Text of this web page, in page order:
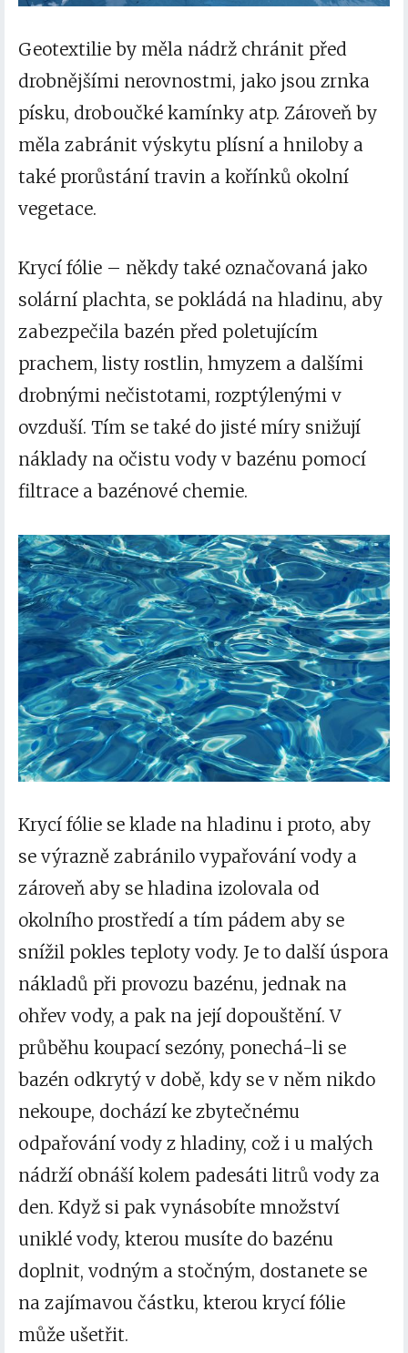
Geotextilie by měla nádrž chránit před
drobnějšími nerovnostmi, jako jsou zrnka
písku, droboučké kamínky atp. Zároveň by
měla zabránit výskytu plísní a hniloby a
také prorůstání travin a kořínků okolní
vegetace.
Krycí fólie – někdy také označovaná jako
solární plachta, se pokládá na hladinu, aby
zabezpečila bazén před poletujícím
prachem, listy rostlin, hmyzem a dalšími
drobnými nečistotami, rozptýlenými v
ovzduší. Tím se také do jisté míry snižují
náklady na očistu vody v bazénu pomocí
filtrace a bazénové chemie.
Krycí fólie se klade na hladinu i proto, aby
se výrazně zabránilo vypařování vody a
zároveň aby se hladina izolovala od
okolního prostředí a tím pádem aby se
snížil pokles teploty vody. Je to další úspora
nákladů při provozu bazénu, jednak na
ohřev vody, a pak na její dopouštění. V
průběhu koupací sezóny, ponechá-li se
bazén odkrytý v době, kdy se v něm nikdo
nekoupe, dochází ke zbytečnému
odpařování vody z hladiny, což i u malých
nádrží obnáší kolem padesáti litrů vody za
den. Když si pak vynásobíte množství
uniklé vody, kterou musíte do bazénu
doplnit, vodným a stočným, dostanete se
na zajímavou částku, kterou krycí fólie
může ušetřit.